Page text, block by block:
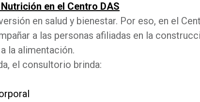
en el Centro DAS
en salud y bienestar. Por eso, en el
a las personas afiliadas en la
la alimentación.
el consultorio brinda: